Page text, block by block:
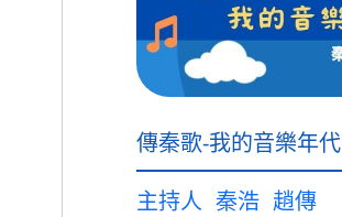
傳秦歌-我的音樂年代
主持人 秦浩 趙傳